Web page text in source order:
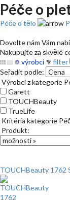
Péče o
Péče o tělo
Dovolte nám Vám
Nakupujte za skvělé
výrobci
filter
Seřadit podle:
Výrobci z kategorie
Garett
TOUCHBeauty
TrueLife
Kritéria kategorie
Produkt:
TOUCHBeauty 1762